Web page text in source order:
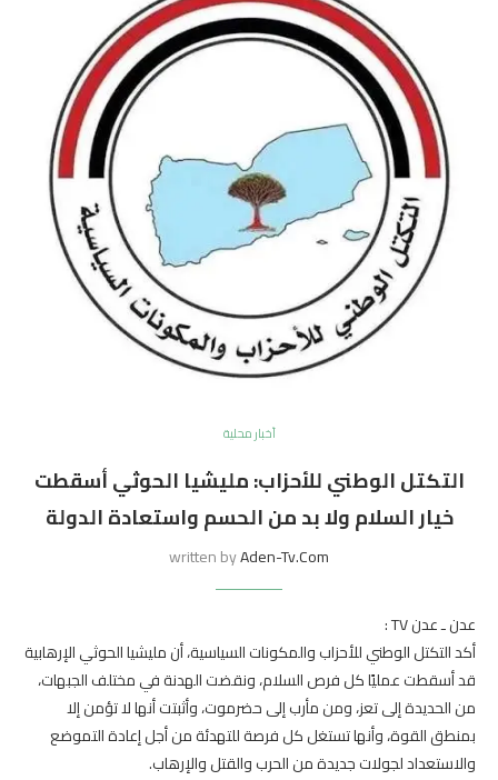
أخبار محلية
التكتل الوطني للأحزاب: مليشيا الحوثي أسقطت
خيار السلام ولا بد من الحسم واستعادة الدولة
written byAden-Tv.com
عدن ـ عدن TV :
أكد التكتل الوطني للأحزاب والمكونات السياسية، أن مليشيا الحوثي الإرهابية
قد أسقطت عمليًا كل فرص السلام، ونقضت الهدنة في مختلف الجبهات،
من الحديدة إلى تعز، ومن مأرب إلى حضرموت، وأثبتت أنها لا تؤمن إلا
بمنطق القوة، وأنها تستغل كل فرصة للتهدئة من أجل إعادة التموضع
والاستعداد لجولات جديدة من الحرب والقتل والإرهاب.